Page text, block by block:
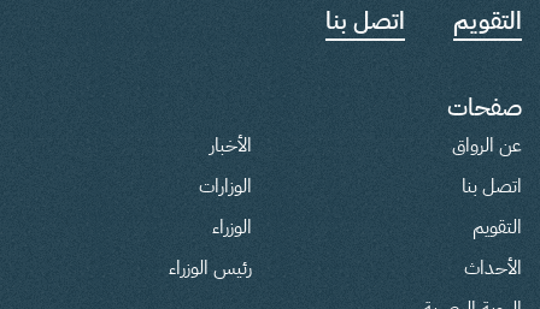
التقويم اتصل بنا
صفحات
عن الرواق
اتصل بنا
التقويم
الأحداث
الأخبار
الوزارات
الوزراء
رئيس الوزراء